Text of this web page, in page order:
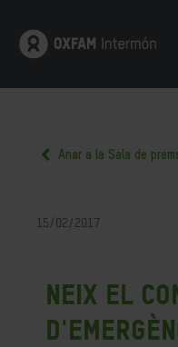
Anar a la Sala de
15/02/2017
Neix el